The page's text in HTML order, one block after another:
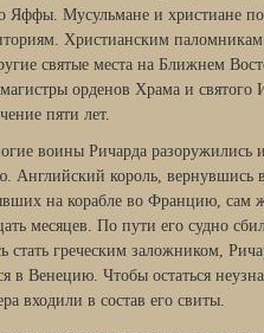
Яффы. Мусульмане и христиане
Христианским па­ломникам
святые места на Ближнем
орденов Храма и
пяти лет.
воины Ричарда разоружились
Английский король, вернувшись
на корабле во Францию, сам
месяцев. По пути его судно
стать греческим заложником,
в Венецию. Чтобы остаться
входили в состав его свиты.